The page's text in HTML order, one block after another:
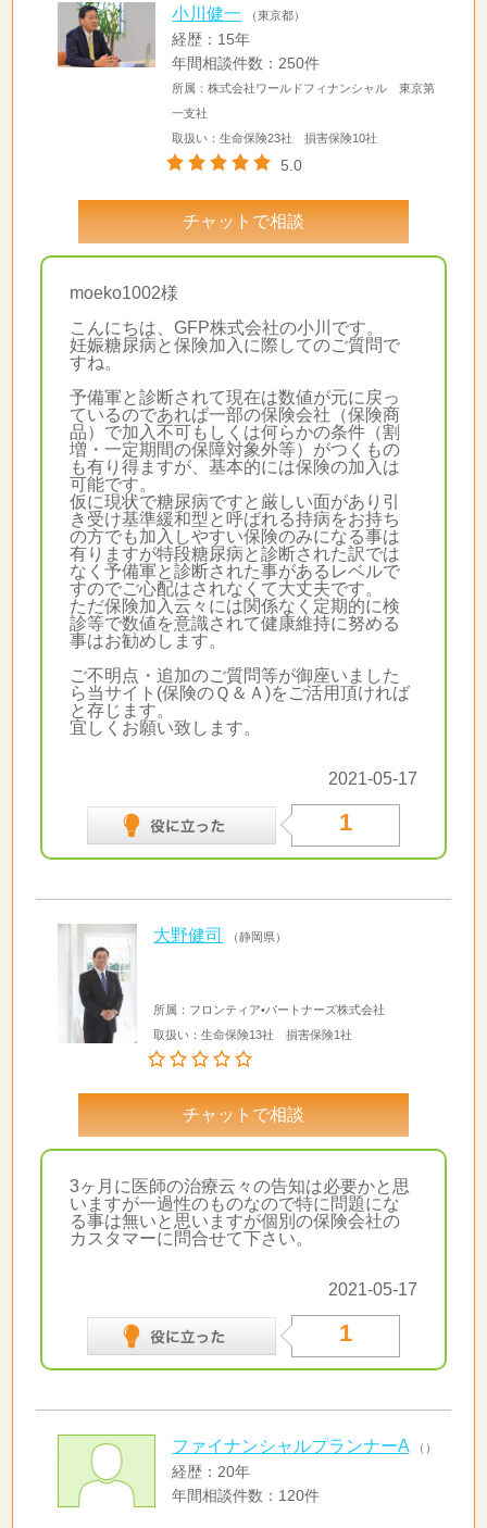
小川健一 （東京都）
経歴：15年
年間相談件数：250件
所属：株式会社ワールドフィナンシャル 東京第
一支社
取扱い：生命保険23社 損害保険10社
5.0
チャットで相談
moeko1002様
こんにちは、GFP株式会社の小川です。
妊娠糖尿病と保険加入に際してのご質問で
すね。
予備軍と診断されて現在は数値が元に戻っ
ているのであれば一部の保険会社（保険商
品）で加入不可もしくは何らかの条件（割
増・一定期間の保障対象外等）がつくもの
も有り得ますが、基本的には保険の加入は
可能です。
仮に現状で糖尿病ですと厳しい面があり引
き受け基準緩和型と呼ばれる持病をお持ち
の方でも加入しやすい保険のみになる事は
有りますが特段糖尿病と診断された訳では
なく予備軍と診断された事があるレベルで
すのでご心配はされなくて大丈夫です。
ただ保険加入云々には関係なく定期的に検
診等で数値を意識されて健康維持に努める
事はお勧めします。
ご不明点・追加のご質問等が御座いました
ら当サイト(保険のＱ＆Ａ)をご活用頂ければ
と存じます。
宜しくお願い致します。
2021-05-17
1
大野健司 （静岡県）
所属：フロンティア•パートナーズ株式会社
取扱い：生命保険13社 損害保険1社
チャットで相談
3ヶ月に医師の治療云々の告知は必要かと思
いますが一過性のものなので特に問題にな
る事は無いと思いますが個別の保険会社の
カスタマーに問合せて下さい。
2021-05-17
1
ファイナンシャルプランナーA （）
経歴：20年
年間相談件数：120件